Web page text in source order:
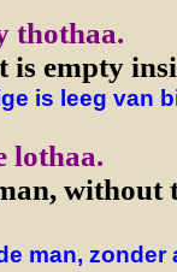
thothaa.
is empty
is leeg van
lothaa.
without
man, zonder